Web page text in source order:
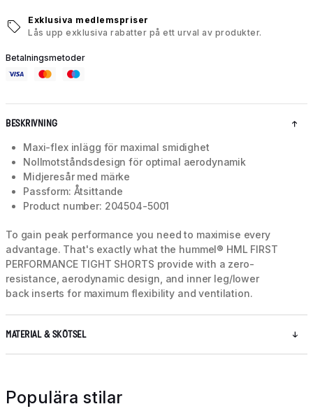
Exklusiva medlemspriser
Lås upp exklusiva rabatter på ett urval av produkter.
Betalningsmetoder
BESKRIVNING
Maxi-flex inlägg för maximal smidighet
Nollmotståndsdesign för optimal aerodynamik
Midjeresår med märke
Passform: Åtsittande
Product number: 204504-5001
To gain peak performance you need to maximise every
advantage. That's exactly what the hummel® HML FIRST
PERFORMANCE TIGHT SHORTS provide with a zero-
resistance, aerodynamic design, and inner leg/lower
back inserts for maximum flexibility and ventilation.
MATERIAL & SKÖTSEL
Populära stilar